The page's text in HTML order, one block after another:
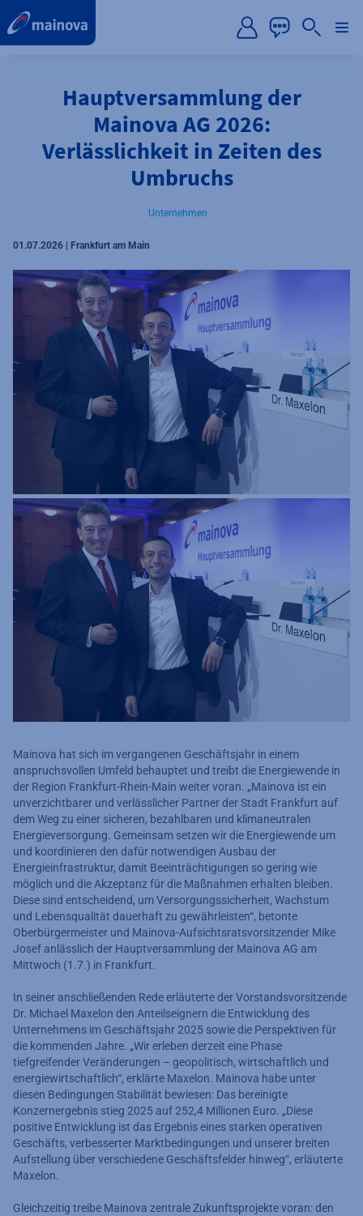
Hauptversammlung der
Mainova AG 2026:
Verlässlichkeit in Zeiten des
Umbruchs
Unternehmen
01.07.2026 | Frankfurt am Main
Mainova hat sich im vergangenen Geschäftsjahr in einem
anspruchsvollen Umfeld behauptet und treibt die Energiewende in
der Region Frankfurt-Rhein-Main weiter voran. „Mainova ist ein
unverzichtbarer und verlässlicher Partner der Stadt Frankfurt auf
dem Weg zu einer sicheren, bezahlbaren und klimaneutralen
Energieversorgung. Gemeinsam setzen wir die Energiewende um
und koordinieren den dafür notwendigen Ausbau der
Energieinfrastruktur, damit Beeinträchtigungen so gering wie
möglich und die Akzeptanz für die Maßnahmen erhalten bleiben.
Diese sind entscheidend, um Versorgungssicherheit, Wachstum
und Lebensqualität dauerhaft zu gewährleisten“, betonte
Oberbürgermeister und Mainova-Aufsichtsratsvorsitzender Mike
Josef anlässlich der Hauptversammlung der Mainova AG am
Mittwoch (1.7.) in Frankfurt.
In seiner anschließenden Rede erläuterte der Vorstandsvorsitzende
Dr. Michael Maxelon den Anteilseignern die Entwicklung des
Unternehmens im Geschäftsjahr 2025 sowie die Perspektiven für
die kommenden Jahre. „Wir erleben derzeit eine Phase
tiefgreifender Veränderungen – geopolitisch, wirtschaftlich und
energiewirtschaftlich“, erklärte Maxelon. Mainova habe unter
diesen Bedingungen Stabilität bewiesen: Das bereinigte
Konzernergebnis stieg 2025 auf 252,4 Millionen Euro. „Diese
positive Entwicklung ist das Ergebnis eines starken operativen
Geschäfts, verbesserter Marktbedingungen und unserer breiten
Aufstellung über verschiedene Geschäftsfelder hinweg“, erläuterte
Maxelon.
Gleichzeitig treibe Mainova zentrale Zukunftsprojekte voran: den